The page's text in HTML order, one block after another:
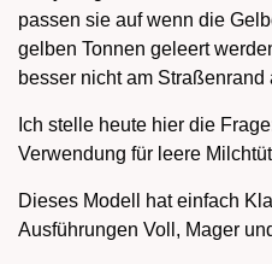
passen sie auf wenn die
gelben Tonnen geleert
besser nicht am Straßenrand
Ich stelle heute hier die
Verwendung für leere
Dieses Modell hat einfach
Ausführungen Voll, Mager